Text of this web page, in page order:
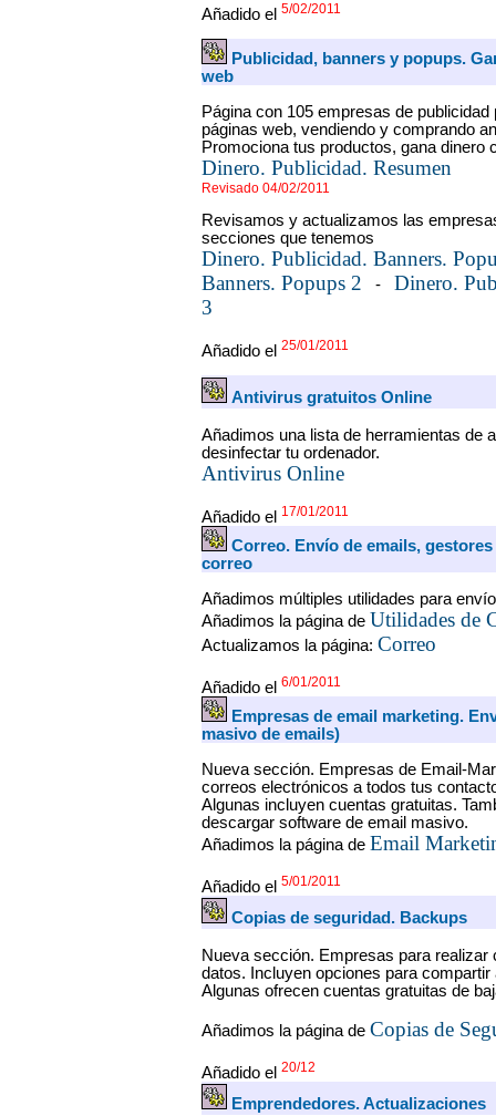
Añadido el 5/02/2011
Publicidad, banners y popups.
web
Página con 105 empresas de
páginas web, vendiendo y comprando
Promociona tus productos, gana dinero
Dinero. Publicidad. Resumen
Revisado 04/02/2011
Revisamos y actualizamos las
secciones que tenemos
Dinero. Publicidad. Banners.
Banners. Popups 2 - Dinero.
3
Añadido el 25/01/2011
Antivirus gratuitos Online
Añadimos una lista de herramientas de
desinfectar tu ordenador.
Antivirus Online
Añadido el 17/01/2011
Correo. Envío de emails,
correo
Añadimos múltiples utilidades para
Añadimos la página de Utilidades de
Actualizamos la página: Correo
Añadido el 6/01/2011
Empresas de email marketing.
masivo de emails)
Nueva sección. Empresas de Email-
correos electrónicos a todos tus
Algunas incluyen cuentas gratuitas.
descargar software de email masivo.
Añadimos la página de Email
Añadido el 5/01/2011
Copias de seguridad. Backups
Nueva sección. Empresas para realizar
datos. Incluyen opciones para compartir
Algunas ofrecen cuentas gratuitas de
Añadimos la página de Copias de
Añadido el 20/12
Emprendedores. Actualizaciones